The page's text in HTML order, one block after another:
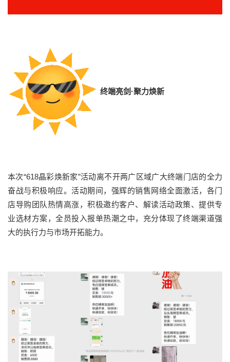
终端亮剑·聚力焕新
本次“618晶彩焕新家”活动离不开两广区域广大终端门店的全力
奋战与积极响应。活动期间，强辉的销售网络全面激活，各门
店导购团队热情高涨，积极邀约客户、解读活动政策、提供专
业选材方案，全员投入报单热潮之中，充分体现了终端渠道强
大的执行力与市场开拓能力。